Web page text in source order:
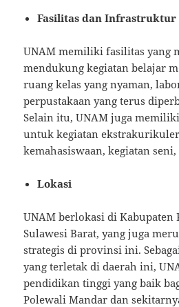
Fasilitas dan Infrastruktur
UNAM memiliki fasilitas yang
mendukung kegiatan belajar
ruang kelas yang nyaman,
perpustakaan yang terus
Selain itu, UNAM juga
untuk kegiatan
kemahasiswaan, kegiatan
Lokasi
UNAM berlokasi di Kabupaten
Sulawesi Barat, yang juga
strategis di provinsi ini.
yang terletak di daerah ini,
pendidikan tinggi yang baik
Polewali Mandar dan